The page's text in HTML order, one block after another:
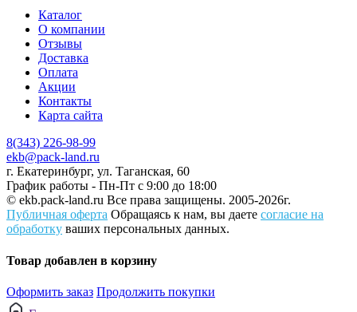
Каталог
О компании
Отзывы
Доставка
Оплата
Акции
Контакты
Карта сайта
8(343) 226-98-99
ekb@pack-land.ru
г. Екатеринбург, ул. Таганская, 60
График работы - Пн-Пт с 9:00 до 18:00
© ekb.pack-land.ru Все права защищены. 2005-2026г.
Публичная оферта Обращаясь к нам, вы даете согласие на
обработку ваших персональных данных.
Товар добавлен в корзину
Оформить заказ Продолжить покупки